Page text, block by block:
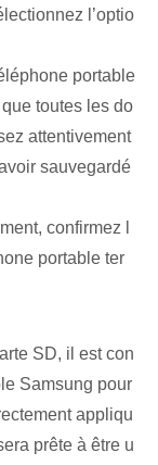
l’optio
portable
toutes les do
attentivement
sauvegardé
confirmez l
portable ter
SD, il est con
Samsung pour
appliqu
prête à être u